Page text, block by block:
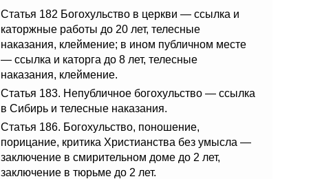
Статья 182 Богохульство в церкви — ссылка и
каторжные работы до 20 лет, телесные
наказания, клеймение; в ином публичном месте
— ссылка и каторга до 8 лет, телесные
наказания, клеймение.
Статья 183. Непубличное богохульство — ссылка
в Сибирь и телесные наказания.
Статья 186. Богохульство, поношение,
порицание, критика Христианства без умысла —
заключение в смирительном доме до 2 лет,
заключение в тюрьме до 2 лет.